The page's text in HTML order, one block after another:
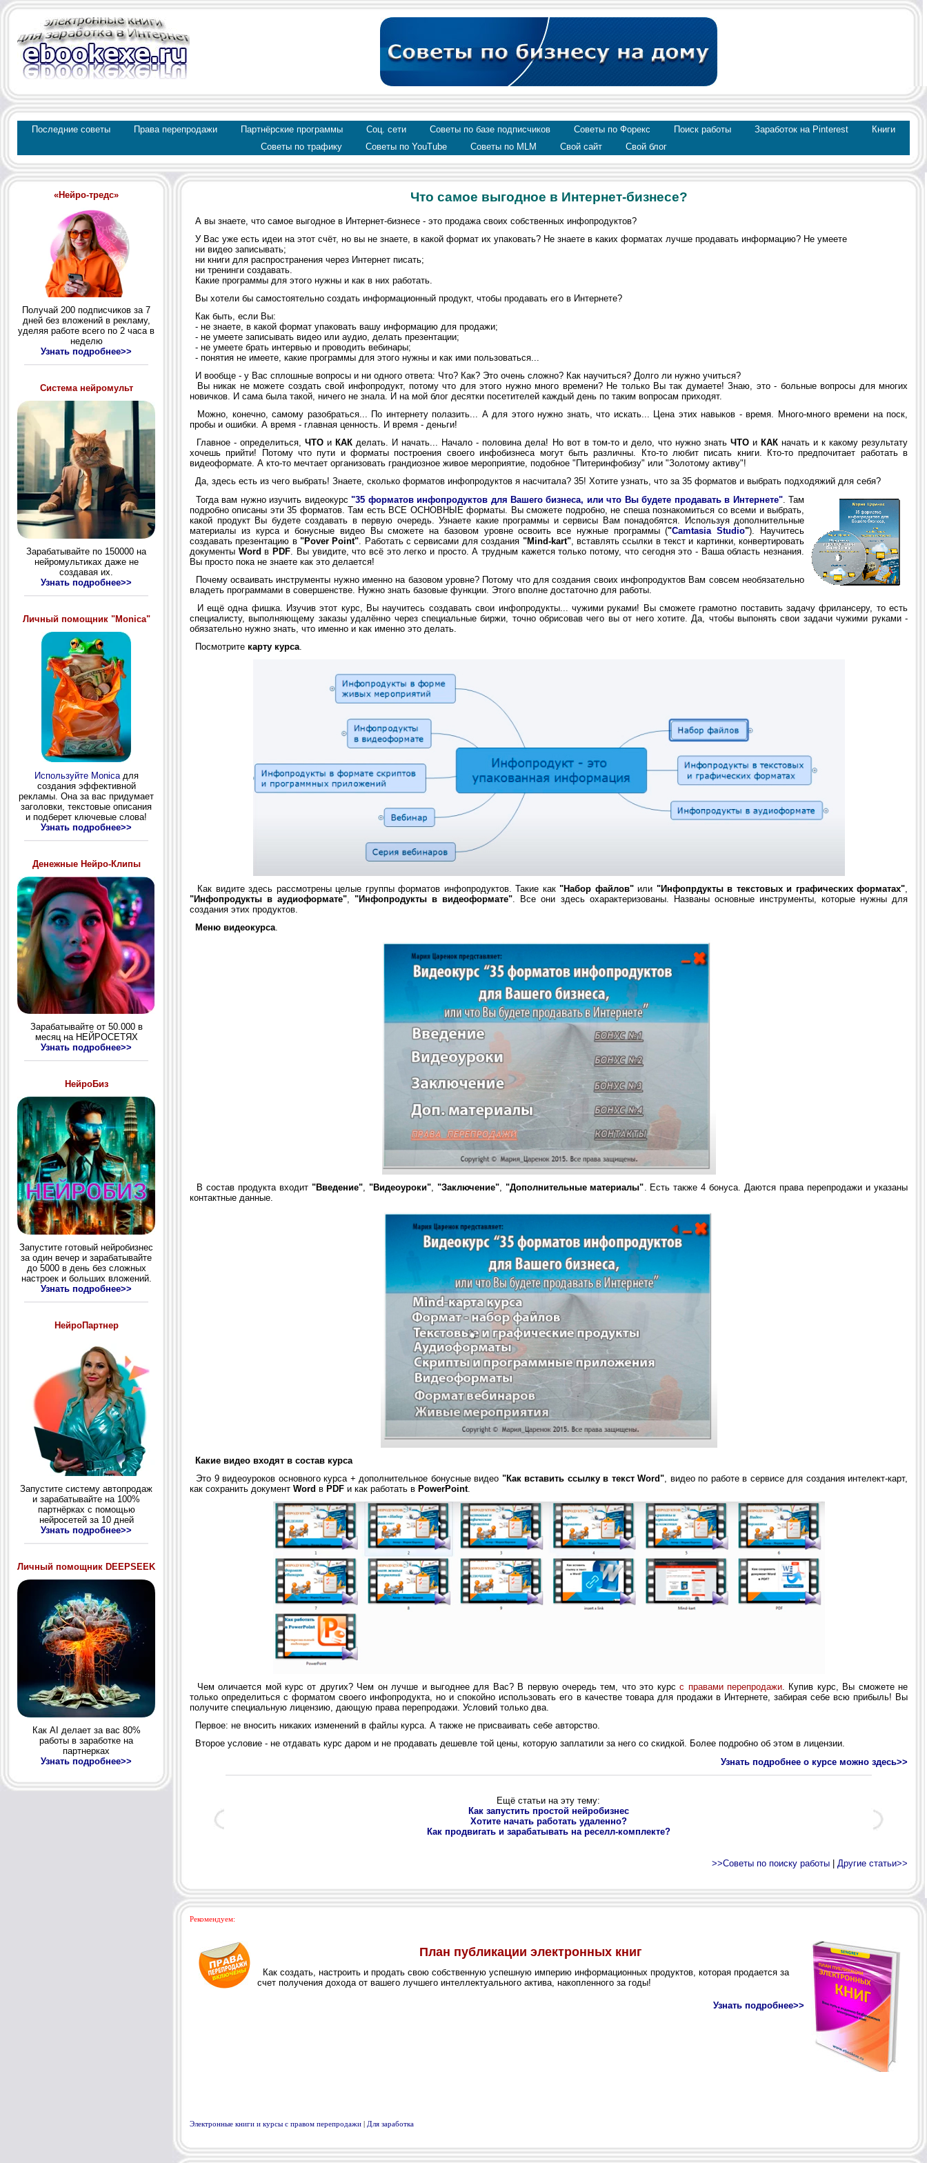
Последние советы Права перепродажи Партнёрские программы Соц. сети Советы по базе подписчиков Советы по Форекс Поиск работы Заработок на Pinterest
Книги
Советы по трафику
Советы по YouTube Советы по MLM Свой сайт Свой блог
«Нейро-тредс»
Получай 200 подписчиков за 7
дней без вложений в рекламу,
уделяя работе всего по 2 часа в
неделю
Узнать подробнее>>
Система нейромульт
Зарабатывайте по 150000 на
нейромультиках даже не
создавая их.
Узнать подробнее>>
Личный помощник "Monica"
Используйте Monicaдля
создания эффективной
рекламы. Она за вас придумает
заголовки, текстовые описания
и подберет ключевые слова!
Узнать подробнее>>
Денежные Нейро-Клипы
Зарабатывайте от 50.000 в
месяц на НЕЙРОСЕТЯХ
Узнать подробнее>>
НейроБиз
Запустите готовый нейробизнес
за один вечер и зарабатывайте
до 5000 в день без сложных
настроек и больших вложений.
Узнать подробнее>>
НейроПартнер
Запустите систему автопродаж
и зарабатывайте на 100%
партнёрках с помощью
нейросетей за 10 дней
Узнать подробнее>>
Личный помощник DEEPSEEK
Как AI делает за вас 80%
работы в заработке на
партнерках
Узнать подробнее>>
Что самое выгодное в Интернет-бизнесе?
А вы знаете, что самое выгодное в Интернет-бизнесе - это продажа своих собственных инфопродуктов?
У Вас уже есть идеи на этот счёт, но вы не знаете, в какой формат их упаковать? Не знаете в каких форматах лучше продавать информацию? Не умеете
ни видео записывать;
ни книги для распространения через Интернет писать;
ни тренинги создавать.
Какие программы для этого нужны и как в них работать.
Вы хотели бы самостоятельно создать информационный продукт, чтобы продавать его в Интернете?
Как быть, если Вы:
- не знаете, в какой формат упаковать вашу информацию для продажи;
- не умеете записывать видео или аудио, делать презентации;
- не умеете брать интервью и проводить вебинары;
- понятия не имеете, какие программы для этого нужны и как ими пользоваться...
И вообще - у Вас сплошные вопросы и ни одного ответа: Что? Как? Это очень сложно? Как научиться? Долго ли нужно учиться?
Вы никак не можете создать свой инфопродукт, потому что для этого нужно много времени? Не только Вы так думаете! Знаю, это - больные вопросы для многих
новичков. И сама была такой, ничего не знала. И на мой блог десятки посетителей каждый день по таким вопросам приходят.
Можно, конечно, самому разобраться... По интернету полазить... А для этого нужно знать, что искать... Цена этих навыков - время. Много-много времени на поск,
пробы и ошибки. А время - главная ценность. И время - деньги!
Главное - определиться,ЧТО и КАК делать. И начать... Начало - половина дела! Но вот в том-то и дело, что нужно знать ЧТОи КАКначать и к какому результату
хочешь прийти! Потому что пути и форматы построения своего инфобизнеса могут быть различны. Кто-то любит писать книги. Кто-то предпочитает работать в
видеоформате. А кто-то мечтает организовать грандиозное живое мероприятие, подобное "Питеринфобизу" или "Золотому активу"!
Да, здесь есть из чего выбрать! Знаете, сколько форматов инфопродуктов я насчитала? 35! Хотите узнать, что за 35 форматов и выбрать подходяжий для себя?
Тогда вам нужно изучить видеокурс"35 форматов инфопродуктов для Вашего бизнеса, или что Вы будете продавать в Интернете". Там
подробно описаны эти 35 форматов. Там есть ВСЕ ОСНОВНЫЕ форматы. Вы сможете подробно, не спеша познакомиться со всеми и выбрать,
какой продукт Вы будете создавать в первую очередь. Узнаете какие программы и сервисы Вам понадобятся. Используя дополнительные
материалы из курса и бонусные видео Вы сможете на базовом уровне освоить все нужные программы ("Camtasia Studio"). Научитесь
создавать презентацию в"Pover Point" . Работать с сервисами для создания "Mind-kart", вставлять ссылки в текст и картинки, конвертировать
документы Word вPDF . Вы увидите, что всё это легко и просто. А трудным кажется только потому, что сегодня это - Ваша область незнания.
Вы просто пока не знаете как это делается!
Почему осваивать инструменты нужно именно на базовом уровне? Потому что для создания своих инфопродуктов Вам совсем необязательно
владеть программами в совершенстве. Нужно знать базовые функции. Этого вполне достаточно для работы.
И ещё одна фишка. Изучив этот курс, Вы научитесь создавать свои инфопродукты... чужими руками! Вы сможете грамотно поставить задачу фрилансеру, то есть
специалисту, выполняющему заказы удалённо через специальные биржи, точно обрисовав чего вы от него хотите. Да, чтобы выпонять свои задачи чужими руками -
обязательно нужно знать, что именно и как именно это делать.
Посмотрите карту курса
Как видите здесь рассмотрены целые группы форматов инфопродуктов. Такие как "Набор файлов"или "Инфопрдукты в текстовых и графических форматах"
"Инфопродукты в аудиоформате" ,"Инфопродукты в видеоформате" . Все они здесь охарактеризованы. Названы основные инструменты, которые нужны для
создания этих продуктов.
Меню видеокурса
В состав продукта входит "Введение", "Видеоуроки", "Заключение", "Дополнительные материалы". Есть также 4 бонуса. Даются права перепродажи и указаны
контактные данные.
Какие видео входят в состав курса
Это 9 видеоуроков основного курса + дополнительное бонусные видео "Как вставить ссылку в текст Word", видео по работе в сервисе для создания интелект-карт,
как сохранить документ Word в PDF и как работать в PowerPoint.
Чем оличается мой курс от других? Чем он лучше и выгоднее для Вас? В первую очередь тем, что это курсс правами перепродажи. Купив курс, Вы сможете не
только определиться с форматом своего инфопродукта, но и спокойно использовать его в качестве товара для продажи в Интернете, забирая себе всю прибыль! Вы
получите специальную лицензию, дающую права перепродажи. Условий только два.
Первое: не вносить никаких изменений в файлы курса. А также не присваивать себе авторство.
Второе условие - не отдавать курс даром и не продавать дешевле той цены, которую заплатили за него со скидкой. Более подробно об этом в лицензии.
Узнать подробнее о курсе можно здесь>>
Ещё статьи на эту тему:
Как запустить простой нейробизнес
Хотите начать работать удаленно?
Как продвигать и зарабатывать на реселл-комплекте?
>>Советы по поиску работы Другие статьи>>
Рекомендуем:
Электронные книги и курсы с правом перепродажи Для заработка